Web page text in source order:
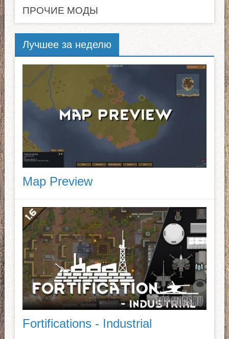
ПРОЧИЕ МОДЫ
Лучшее за неделю
Map Preview
Fortifications - Industrial